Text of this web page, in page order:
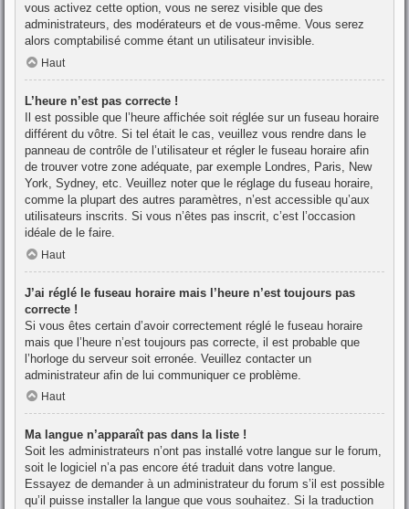
vous activez cette option, vous ne serez visible que des
administrateurs, des modérateurs et de vous-même. Vous serez
alors comptabilisé comme étant un utilisateur invisible.
Haut
L’heure n’est pas correcte !
Il est possible que l’heure affichée soit réglée sur un fuseau horaire
différent du vôtre. Si tel était le cas, veuillez vous rendre dans le
panneau de contrôle de l’utilisateur et régler le fuseau horaire afin
de trouver votre zone adéquate, par exemple Londres, Paris, New
York, Sydney, etc. Veuillez noter que le réglage du fuseau horaire,
comme la plupart des autres paramètres, n’est accessible qu’aux
utilisateurs inscrits. Si vous n’êtes pas inscrit, c’est l’occasion
idéale de le faire.
Haut
J’ai réglé le fuseau horaire mais l’heure n’est toujours pas
correcte !
Si vous êtes certain d’avoir correctement réglé le fuseau horaire
mais que l’heure n’est toujours pas correcte, il est probable que
l’horloge du serveur soit erronée. Veuillez contacter un
administrateur afin de lui communiquer ce problème.
Haut
Ma langue n’apparaît pas dans la liste !
Soit les administrateurs n’ont pas installé votre langue sur le forum,
soit le logiciel n’a pas encore été traduit dans votre langue.
Essayez de demander à un administrateur du forum s’il est possible
qu’il puisse installer la langue que vous souhaitez. Si la traduction